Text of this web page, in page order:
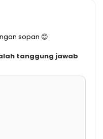
sopan 😊
tanggung jawab